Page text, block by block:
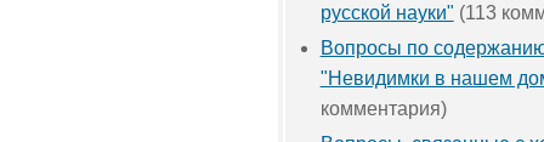
русской науки" (113
Вопросы по
"Невидимки в нашем
комментария)